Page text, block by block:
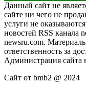
Данный сайт не
сайте ни чего не
услуги не
новостей RSS канала
newsru.com.
ответственность за
Администрация сайта
Сайт от bmb2 @ 2024